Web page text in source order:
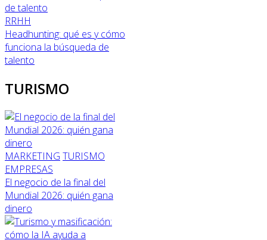
RRHH
Headhunting: qué es y cómo
funciona la búsqueda de
talento
TURISMO
MARKETING TURISMO
EMPRESAS
El negocio de la final del
Mundial 2026: quién gana
dinero